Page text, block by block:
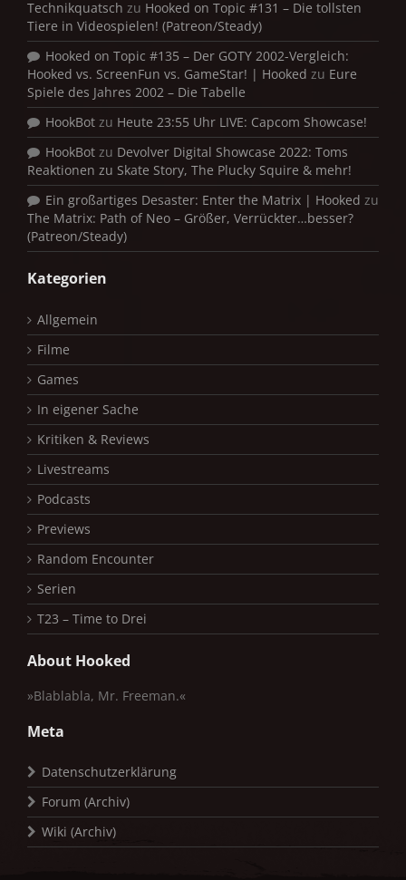
Technikquatsch zu Hooked on Topic #131 – Die tollsten
Tiere in Videospielen! (Patreon/Steady)
Hooked on Topic #135 – Der GOTY 2002-Vergleich:
Hooked vs. ScreenFun vs. GameStar! | Hooked zu Eure
Spiele des Jahres 2002 – Die Tabelle
HookBot zu Heute 23:55 Uhr LIVE: Capcom Showcase!
HookBot zu Devolver Digital Showcase 2022: Toms
Reaktionen zu Skate Story, The Plucky Squire & mehr!
Ein großartiges Desaster: Enter the Matrix | Hooked zu
The Matrix: Path of Neo – Größer, Verrückter…besser?
(Patreon/Steady)
Kategorien
Allgemein
Filme
Games
In eigener Sache
Kritiken & Reviews
Livestreams
Podcasts
Previews
Random Encounter
Serien
T23 – Time to Drei
About Hooked
»Blablabla, Mr. Freeman.«
Meta
Datenschutzerklärung
Forum (Archiv)
Wiki (Archiv)